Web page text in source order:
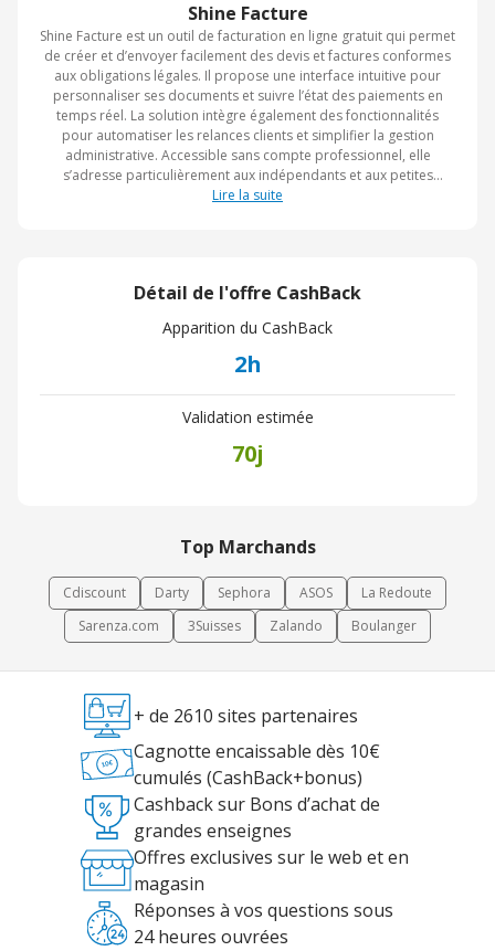
Shine Facture
Shine Facture est un outil de facturation en ligne gratuit qui permet
de créer et d’envoyer facilement des devis et factures conformes
aux obligations légales. Il propose une interface intuitive pour
personnaliser ses documents et suivre l’état des paiements en
temps réel. La solution intègre également des fonctionnalités
pour automatiser les relances clients et simplifier la gestion
administrative. Accessible sans compte professionnel, elle
s’adresse particulièrement aux indépendants et aux petites
entreprises souhaitant gagner du temps.
Lire la suite
Détail de l'offre CashBack
Apparition du CashBack
2h
Validation estimée
70j
Top Marchands
Cdiscount Darty Sephora ASOS
La Redoute
Sarenza.com
3Suisses Zalando Boulanger
+ de 2610 sites partenaires
Cagnotte encaissable dès 10€
cumulés (CashBack+bonus)
Cashback sur Bons d’achat de
grandes enseignes
Offres exclusives sur le web et en
magasin
Réponses à vos questions sous
24 heures ouvrées